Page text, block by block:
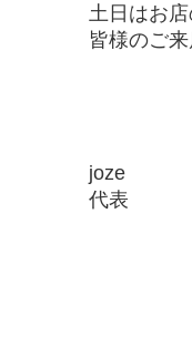
土日はお
皆様のご
joze
代表